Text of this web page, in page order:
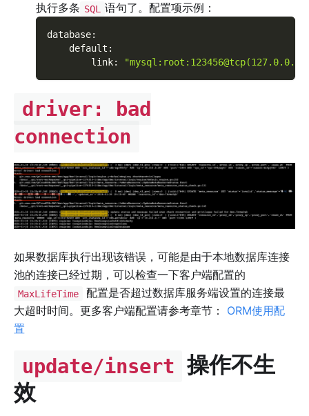
执行多条 SQL 语句了。配置项示例：
database:
default :
link:
driver: bad
connection
如果数据库执行出现该错误，可能是由于本地数据库连接
池的连接已经过期，可以检查一下客户端配置的
MaxLifeTime
配置是否超过数据库服务端设置的连接最
大超时时间。更多客户端配置请参考章节： ORM使用配
置
update/insert 操作不生
效